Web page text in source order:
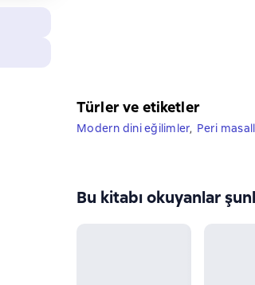
Türler ve etiketler
Modern dini eğilimler, Peri
Bu kitabı okuyanlar